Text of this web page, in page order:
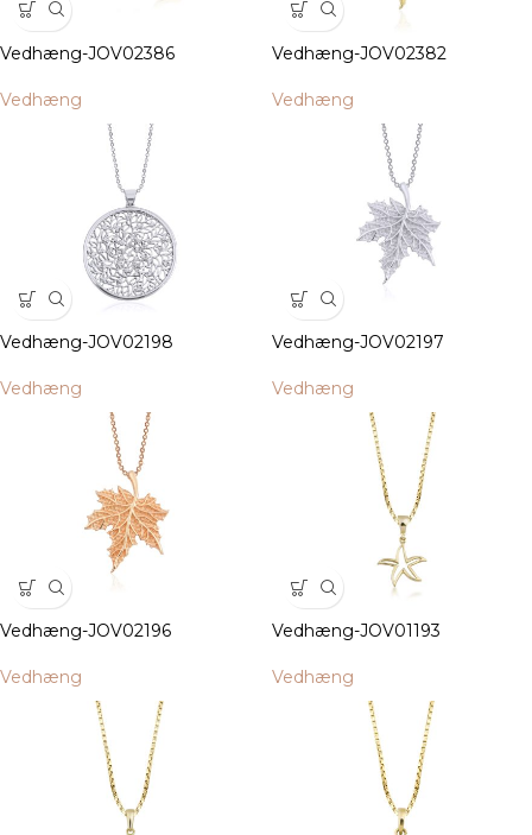
Vedhæng-JOV02386
Vedhæng
Vedhæng-JOV02382
Vedhæng
Vedhæng-JOV02198
Vedhæng
Vedhæng-JOV02197
Vedhæng
Vedhæng-JOV02196
Vedhæng
Vedhæng-JOV01193
Vedhæng